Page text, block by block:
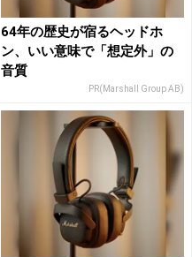
64年の歴史が宿るヘッドホ
ン、いい意味で「想定外」の
音質
PR(Marshall Group AB)